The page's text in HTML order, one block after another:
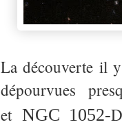
La découverte il
dépourvues
et NGC 1052-